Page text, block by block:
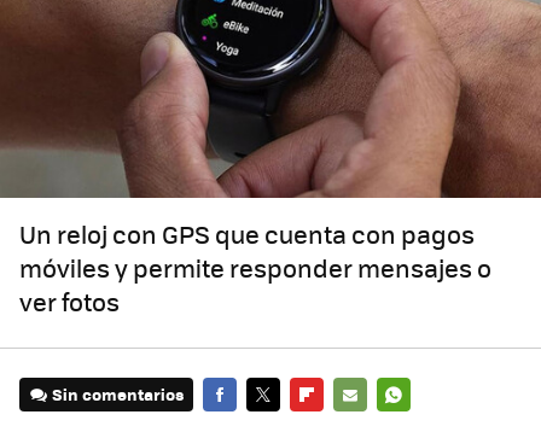
Un reloj con GPS que cuenta con pagos
móviles y permite responder mensajes o
ver fotos
Sin comentarios